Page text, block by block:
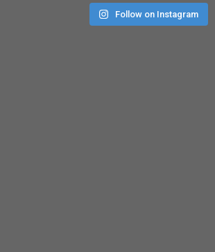
Follow on Instagram